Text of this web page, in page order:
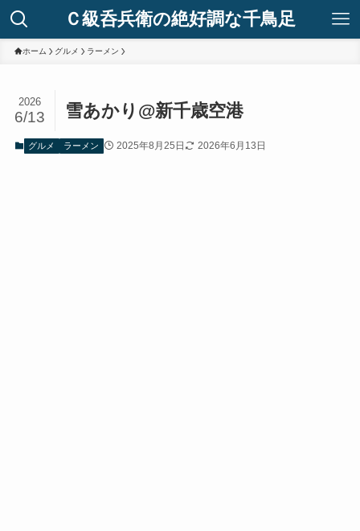
Ｃ級呑兵衛の絶好調な千鳥足
ホーム グルメ ラーメン
雪あかり@新千歳空港
2026
6/13
グルメ ラーメン 2025年8月25日 2026年6月13日